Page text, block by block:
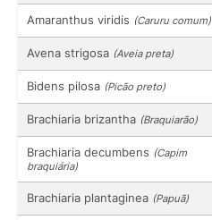
Amaranthus viridis (Caruru comum)
Avena strigosa (Aveia preta)
Bidens pilosa (Picão preto)
Brachiaria brizantha (Braquiarão)
Brachiaria decumbens (Capim
braquiária)
Brachiaria plantaginea (Papuã)